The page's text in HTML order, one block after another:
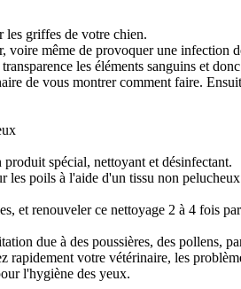
les griffes de votre chien.
voire même de provoquer une infection
les éléments sanguins et
de vous montrer comment faire.
spécial, nettoyant et désinfectant.
les poils à l'aide d'un tissu non
et renouveler ce nettoyage 2 à 4 fois
due à des poussières, des pollens,
votre vétérinaire, les
l'hygiène des yeux.